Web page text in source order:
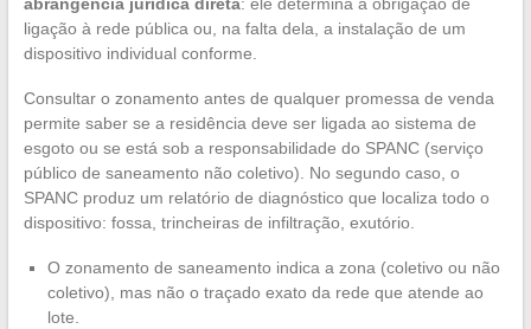
abrangência jurídica direta: ele determina a obrigação de
ligação à rede pública ou, na falta dela, a instalação de um
dispositivo individual conforme.
Consultar o zonamento antes de qualquer promessa de venda
permite saber se a residência deve ser ligada ao sistema de
esgoto ou se está sob a responsabilidade do SPANC (serviço
público de saneamento não coletivo). No segundo caso, o
SPANC produz um relatório de diagnóstico que localiza todo o
dispositivo: fossa, trincheiras de infiltração, exutório.
O zonamento de saneamento indica a zona (coletivo ou não
coletivo), mas não o traçado exato da rede que atende ao
lote.